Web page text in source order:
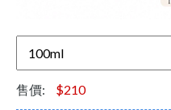
售價: $210